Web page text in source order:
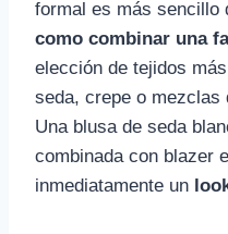
formal es más sencillo
como combinar una
elección de tejidos
seda, crepe o mezclas
Una blusa de seda
combinada con blazer
inmediatamente un